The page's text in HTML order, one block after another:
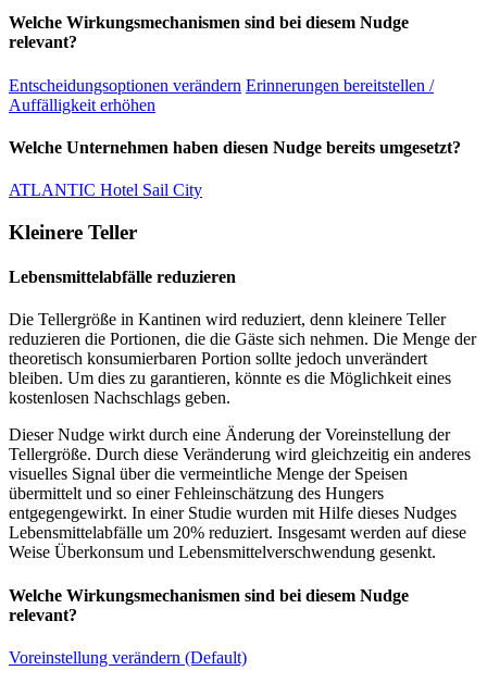
Welche Wirkungsmechanismen sind bei diesem Nudge
relevant?
Entscheidungsoptionen verändern Erinnerungen bereitstellen /
Auffälligkeit erhöhen
Welche Unternehmen haben diesen Nudge bereits umgesetzt?
ATLANTIC Hotel Sail City
Kleinere Teller
Lebensmittelabfälle reduzieren
Die Tellergröße in Kantinen wird reduziert, denn kleinere Teller
reduzieren die Portionen, die die Gäste sich nehmen. Die Menge der
theoretisch konsumierbaren Portion sollte jedoch unverändert
bleiben. Um dies zu garantieren, könnte es die Möglichkeit eines
kostenlosen Nachschlags geben.
Dieser Nudge wirkt durch eine Änderung der Voreinstellung der
Tellergröße. Durch diese Veränderung wird gleichzeitig ein anderes
visuelles Signal über die vermeintliche Menge der Speisen
übermittelt und so einer Fehleinschätzung des Hungers
entgegengewirkt. In einer Studie wurden mit Hilfe dieses Nudges
Lebensmittelabfälle um 20% reduziert. Insgesamt werden auf diese
Weise Überkonsum und Lebensmittelverschwendung gesenkt.
Welche Wirkungsmechanismen sind bei diesem Nudge
relevant?
Voreinstellung verändern (Default)